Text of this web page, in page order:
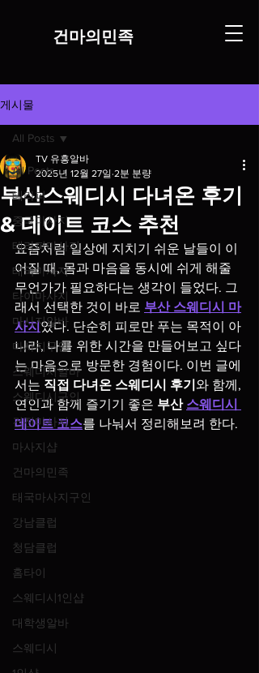
​건마의민족
게시물
All Posts
테라피
중국마사지
테라피마사지
태국마사지
타이마사지
마사지알바
마사지구인
스웨디시알바
스웨디시구인
건전마사지
마사지샵
건마의민족
태국마사지구인
강남클럽
청담클럽
홈타이
스웨디시1인샵
대학생알바
스웨디시
All Posts
부산스웨디시 다녀온 후기
& 데이트 코스 추천
TV 유흥알바
2025년 12월 27일 2분 분량
요즘처럼 일상에 지치기 쉬운 날들이 이
어질 때, 몸과 마음을 동시에 쉬게 해줄
무언가가 필요하다는 생각이 들었다. 그
래서 선택한 것이 바로 부산 스웨디시 마
사지였다. 단순히 피로만 푸는 목적이 아
니라, 나를 위한 시간을 만들어보고 싶다
는 마음으로 방문한 경험이다. 이번 글에
서는 직접 다녀온 스웨디시 후기 와 함께,
연인과 함께 즐기기 좋은 부산 스웨디시
데이트 코스를 나눠서 정리해보려 한다.